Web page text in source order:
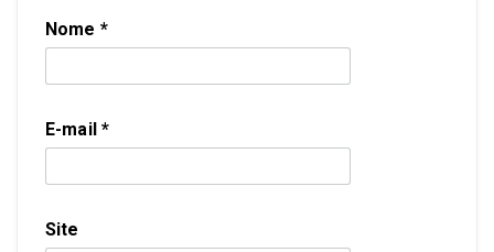
Nome *
E-mail*
Site